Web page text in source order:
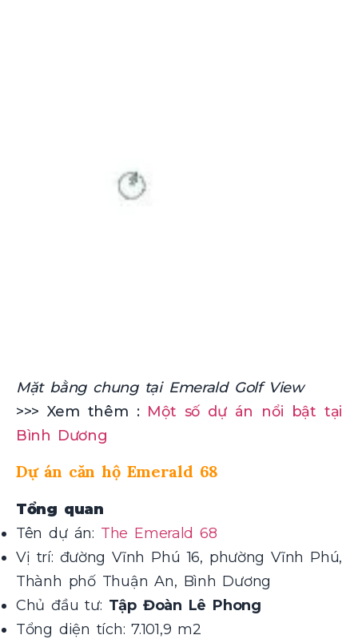
Mặt bằng chung tại Emerald Golf View
>>> Xem thêm : Một số dự án nổi bật tại
Bình Dương
Dự án căn hộ Emerald 68
Tổng quan
Tên dự án: The Emerald 68
Vị trí: đường Vĩnh Phú 16, phường Vĩnh Phú,
Thành phố Thuận An, Bình Dương
Chủ đầu tư: Tập Đoàn Lê Phong
Tổng diện tích: 7.101,9 m2